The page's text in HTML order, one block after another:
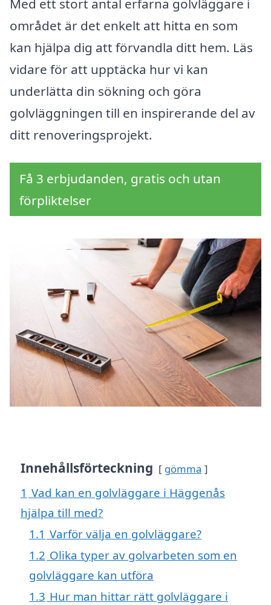
Med ett stort antal erfarna golvläggare i
området är det enkelt att hitta en som
kan hjälpa dig att förvandla ditt hem. Läs
vidare för att upptäcka hur vi kan
underlätta din sökning och göra
golvläggningen till en inspirerande del av
ditt renoveringsprojekt.
Få 3 erbjudanden, gratis och utan
förpliktelser
Innehållsförteckning gömma
1 Vad kan en golvläggare i Häggenås
hjälpa till med?
1.1 Varför välja en golvläggare?
1.2 Olika typer av golvarbeten som en
golvläggare kan utföra
1.3 Hur man hittar rätt golvläggare i